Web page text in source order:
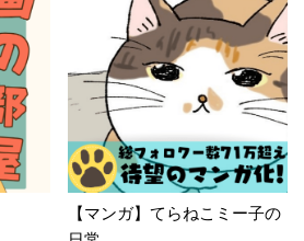
【マンガ】てらねこミー子の